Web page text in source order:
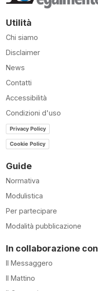
Utilità
Chi siamo
Disclaimer
News
Contatti
Accessibilità
Condizioni d'uso
Privacy Policy
Cookie Policy
Guide
Normativa
Modulistica
Per partecipare
Modalità pubblicazione
In collaborazione con
Il Messaggero
Il Mattino